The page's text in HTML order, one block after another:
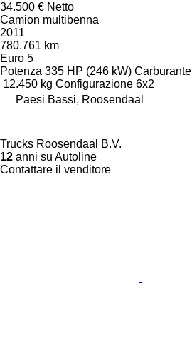
34.500 € Netto
Camion multibenna
2011
780.761 km
Euro 5
Potenza 335 HP (246 kW) Carburante
12.450 kg Configurazione 6x2
Paesi Bassi, Roosendaal
Trucks Roosendaal B.V.
12 anni su Autoline
Contattare il venditore